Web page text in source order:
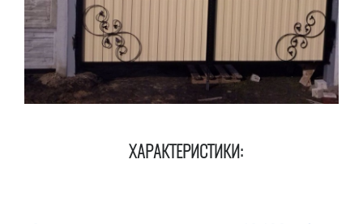
ХАРАКТЕРИСТИКИ: